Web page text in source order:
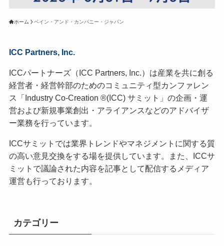
ホーム ベイン・アンド・カンパニー・ジャパン
ICC Partners, Inc.
ICCパートナーズ（ICC Partners, Inc.）は産業を共に創る
経営者・経営幹部のためのコミュニティ型カンファレン
ス「Industry Co-Creation ®(ICC) サミット」の企画・運
営および新規事業創出・アライアンスなどのアドバイザ
ー業務を行っています。
ICCサミットでは業界トレンドやマネジメントに関する質
の高い意見交換をする場を提供しています。また、ICCサ
ミットで議論された内容を記事として配信するメディア
運営も行っております。
カテゴリー